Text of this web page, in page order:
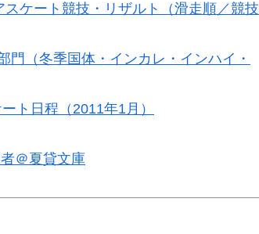
ケート競技・リザルト（滑走順／競技
（冬季国体・インカレ・インハイ・
ト日程（2011年1月）
＠夏貸文庫